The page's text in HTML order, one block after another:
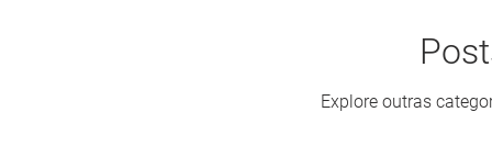
Explore outras